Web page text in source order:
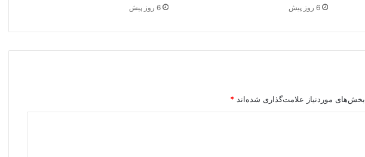
6 روز پیش 6 روز پیش
بخش‌های موردنیاز علامت‌گذاری شده‌اند *